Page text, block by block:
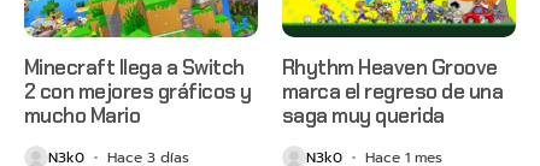
Minecraft llega a Switch
2 con mejores gráficos y
mucho Mario
N3k0 Hace 3 días
Rhythm Heaven Groove
marca el regreso de una
saga muy querida
N3k0 Hace 1 mes